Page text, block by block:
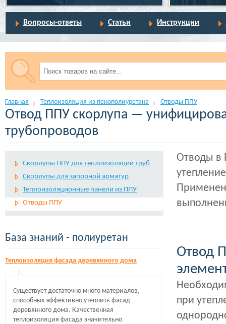
Вопросы-ответы Статьи Инструкции
Главная Теплоизоляция из пенополиуретана Отводы ППУ
Отвод ППУ скорлупа —
трубопроводов
Скорлупы ППУ для теплоизоляции труб
Скорлупы для запорной арматур
Теплоизоляционные панели из ППУ
Отводы ППУ
База знаний - полиуретан
Теплоизоляция фасада деревянного дома
Существует достаточно много материалов,
способных эффективно утеплить фасад
деревянного дома. Качественная
теплоизоляция фасада значительно
Отводы в
Отвод
при